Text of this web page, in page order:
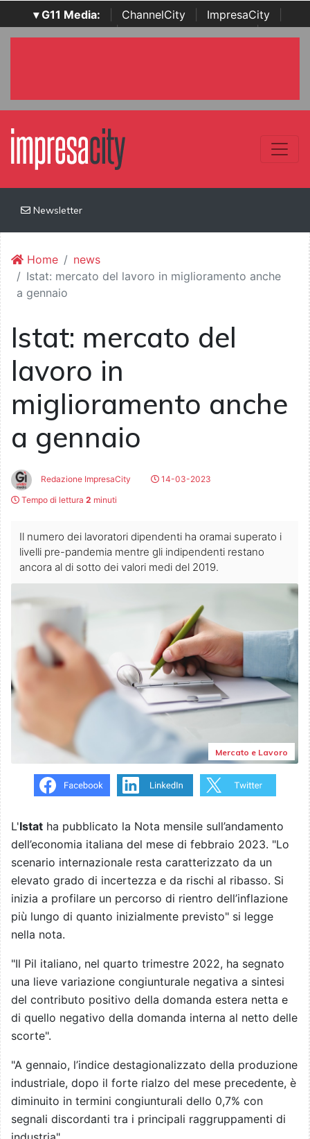
▾ G11 Media: ChannelCity ImpresaCity
SecurityOpenLab | Italian Channel Awards | Italian
Newsletter
Home
news
Istat: mercato del lavoro in miglioramento anche
a gennaio
Istat: mercato del
lavoro in
miglioramento anche
a gennaio
Redazione ImpresaCity
14-03-2023
Tempo di lettura 2 minuti
Il numero dei lavoratori dipendenti ha oramai superato i
livelli pre-pandemia mentre gli indipendenti restano
ancora al di sotto dei valori medi del 2019.
Mercato e Lavoro
L'Istat ha pubblicato la Nota mensile sull’andamento
dell’economia italiana del mese di febbraio 2023. "Lo
scenario internazionale resta caratterizzato da un
elevato grado di incertezza e da rischi al ribasso. Si
inizia a profilare un percorso di rientro dell’inflazione
più lungo di quanto inizialmente previsto" si legge
nella nota.
"Il Pil italiano, nel quarto trimestre 2022, ha segnato
una lieve variazione congiunturale negativa a sintesi
del contributo positivo della domanda estera netta e
di quello negativo della domanda interna al netto delle
scorte".
"A gennaio, l’indice destagionalizzato della produzione
industriale, dopo il forte rialzo del mese precedente, è
diminuito in termini congiunturali dello 0,7% con
segnali discordanti tra i principali raggruppamenti di